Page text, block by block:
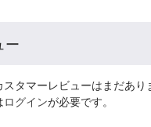
ー
タマーレビューはまだあり
ログインが必要です。